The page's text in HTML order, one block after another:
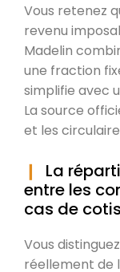
Vous retenez
revenu
Madelin
une fraction
simplifie avec
La source
et les
La
entre les
cas de
Vous
réellement de